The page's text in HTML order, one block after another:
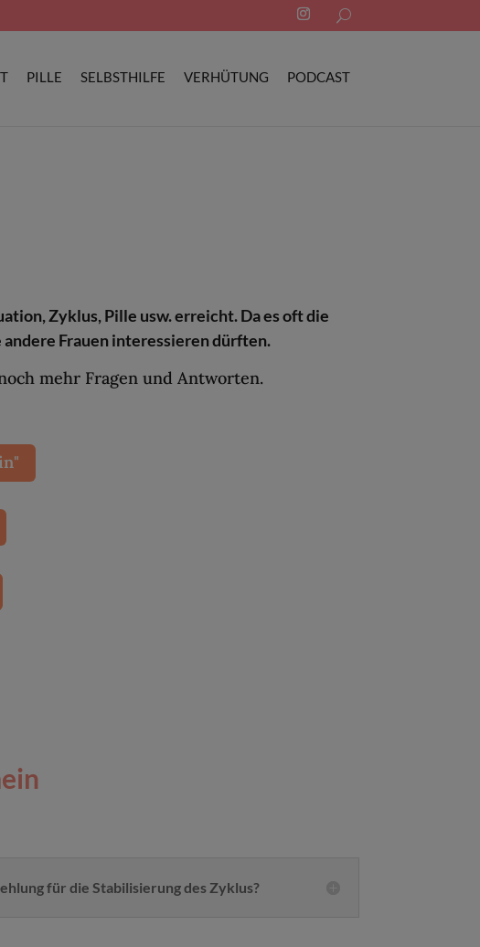
for:
PILLE SELBSTHILFE VERHÜTUNG PODCAST
Zyklus, Pille usw. erreicht. Da es oft die
Frauen interessieren dürften.
mehr Fragen und Antworten.
für die Stabilisierung des Zyklus?